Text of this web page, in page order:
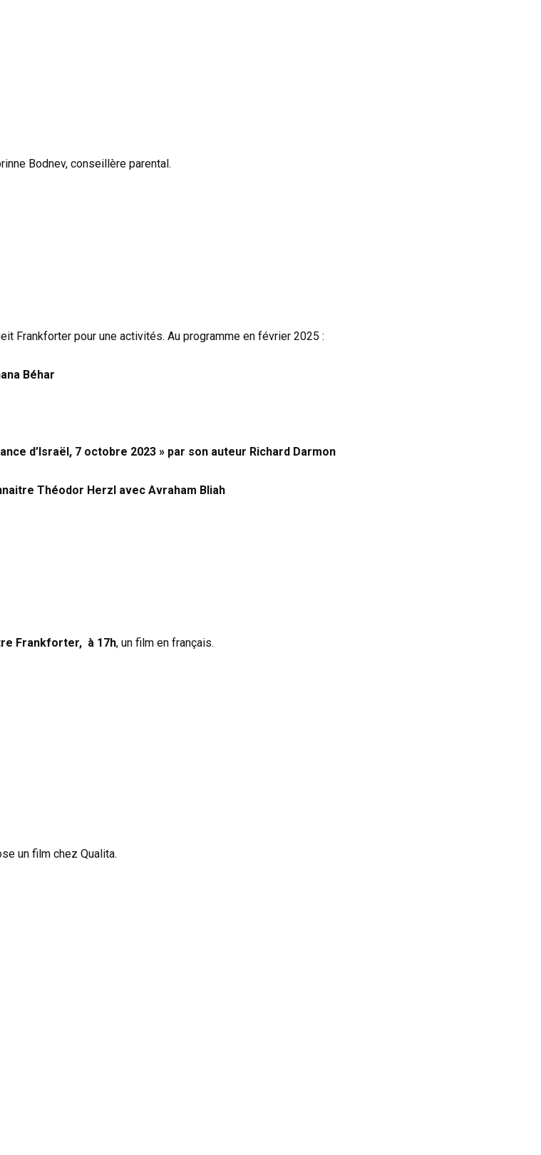
Bodnev, conseillère parental.
Frankforter pour une activités. Au programme en février 2025 :
Béhar
d’Israël, 7 octobre 2023 » par son auteur Richard Darmon
Théodor Herzl avec Avraham Bliah
Frankforter, à 17h, un film en français.
un film chez Qualita.